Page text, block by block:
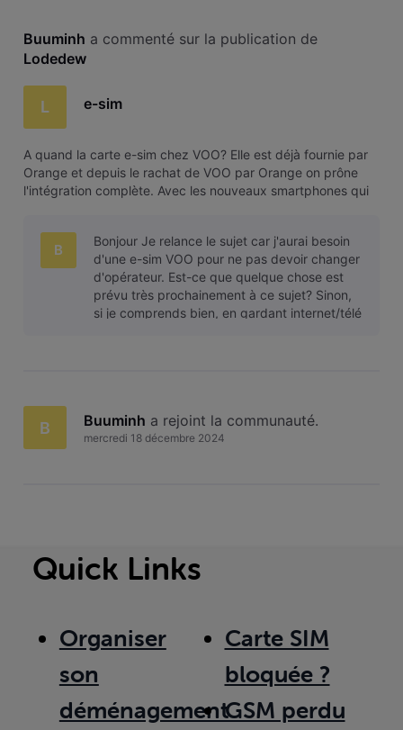
Buuminh a commenté sur la publication de
Lodedew
L e-sim
A quand la carte e-sim chez VOO? Elle est déjà fournie par
Orange et depuis le rachat de VOO par Orange on prône
l'intégration complète. Avec les nouveaux smartphones qui
B
Bonjour Je relance le sujet car j'aurai besoin
d'une e-sim VOO pour ne pas devoir changer
d'opérateur. Est-ce que quelque chose est
prévu très prochainement à ce sujet? Sinon,
si je comprends bien, en gardant internet/télé
B Buuminh a rejoint la communauté.
mercredi 18 décembre 2024
Quick Links
Organiser
son
déménagement
Carte SIM
bloquée ?
GSM perdu